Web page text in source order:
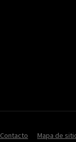
Contacto Mapa de